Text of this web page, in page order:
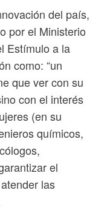
del país,
por el Ministerio
Estímulo a la
como: “un
que ver con su
con el interés
(en su
químicos,
el
las